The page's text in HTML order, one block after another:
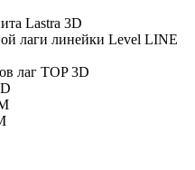
Lastra 3D
лаги линейки Level LINE
лаг TOP 3D